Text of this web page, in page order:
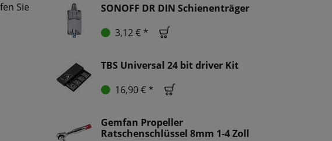
Sie
SONOFF DR DIN Schienenträger
3,12 € *
TBS Universal 24 bit driver Kit
16,90 € *
Gemfan Propeller
Ratschenschlüssel 8mm 1-4 Zoll